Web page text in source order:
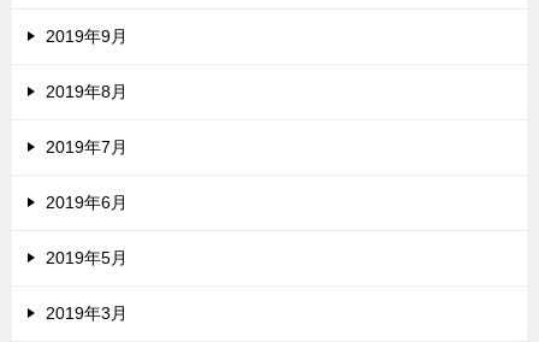
2019年9月
2019年8月
2019年7月
2019年6月
2019年5月
2019年3月